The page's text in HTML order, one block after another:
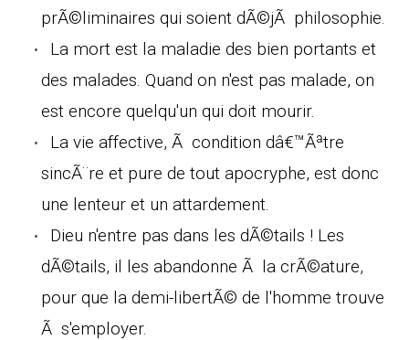
prÃ©liminaires qui soient dÃ©jÃ philosophie.
La mort est la maladie des bien portants et
des malades. Quand on n'est pas malade, on
est encore quelqu'un qui doit mourir.
La vie affective, Ã condition dâ€™Ãªtre
sincÃ¨re et pure de tout apocryphe, est donc
une lenteur et un attardement.
Dieu n'entre pas dans les dÃ©tails ! Les
dÃ©tails, il les abandonne Ã la crÃ©ature,
pour que la demi-libertÃ© de l'homme trouve
Ã s'employer.